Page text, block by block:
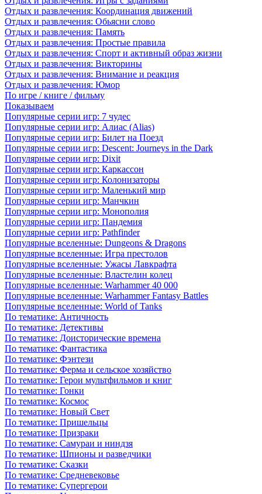
Отдых и развлечения: Координация движений
Отдых и развлечения: Обьясни слово
Отдых и развлечения: Память
Отдых и развлечения: Простые правила
Отдых и развлечения: Спорт и активный образ жизни
Отдых и развлечения: Викторины
Отдых и развлечения: Внимание и реакция
Отдых и развлечения: Юмор
По игре / книге / фильму
Показываем
Популярные серии игр: 7 чудес
Популярные серии игр: Алиас (Alias)
Популярные серии игр: Билет на Поезд
Популярные серии игр: Descent: Journeys in the Dark
Популярные серии игр: Dixit
Популярные серии игр: Каркассон
Популярные серии игр: Колонизаторы
Популярные серии игр: Маленький мир
Популярные серии игр: Манчкин
Популярные серии игр: Монополия
Популярные серии игр: Пандемия
Популярные серии игр: Pathfinder
Популярные вселенные: Dungeons & Dragons
Популярные вселенные: Игра престолов
Популярные вселенные: Ужасы Лавкрафта
Популярные вселенные: Властелин колец
Популярные вселенные: Warhammer 40 000
Популярные вселенные: Warhammer Fantasy Battles
Популярные вселенные: World of Tanks
По тематике: Античность
По тематике: Детективы
По тематике: Доисторические времена
По тематике: Фантастика
По тематике: Фэнтези
По тематике: Ферма и сельское хозяйство
По тематике: Герои мультфильмов и книг
По тематике: Гонки
По тематике: Космос
По тематике: Новый Свет
По тематике: Пришельцы
По тематике: Призраки
По тематике: Самураи и ниндзя
По тематике: Шпионы и разведчики
По тематике: Сказки
По тематике: Средневековье
По тематике: Супергерои